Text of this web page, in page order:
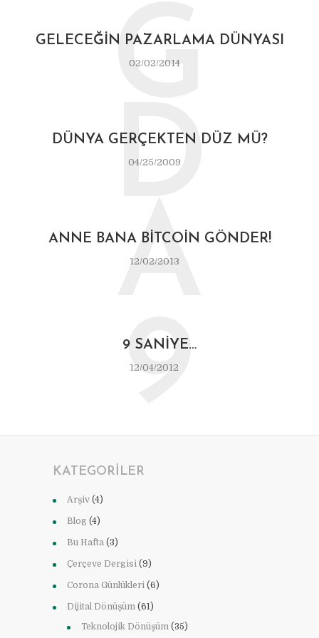
GELECEĞIN PAZARLAMA DÜNYASI
02/02/2014
G
DÜNYA GERÇEKTEN DÜZ MÜ?
04/25/2009
D
ANNE BANA BITCOIN GÖNDER!
12/02/2013
A
9 SANIYE…
12/04/2012
9
KATEGORILER
Arşiv (4)
Blog (4)
Bu Hafta (3)
Çerçeve Dergisi (9)
Corona Günlükleri (6)
Dijital Dönüşüm (61)
Teknolojik Dönüşüm (35)